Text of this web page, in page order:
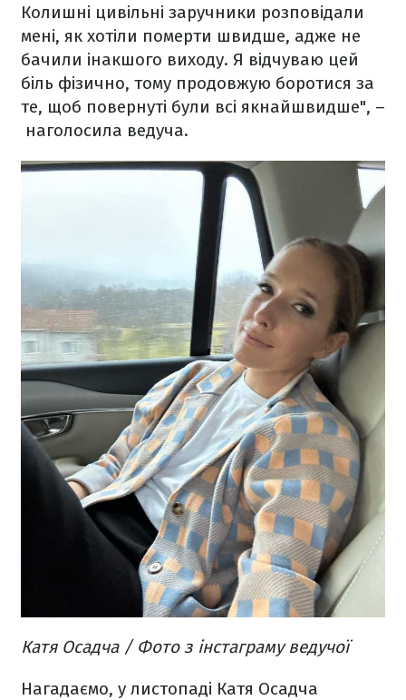
Колишні цивільні заручники розповідали
мені, як хотіли померти швидше, адже не
бачили інакшого виходу. Я відчуваю цей
біль фізично, тому продовжую боротися за
те, щоб повернуті були всі якнайшвидше", –
наголосила ведуча.
Катя Осадча / Фото з інстаграму ведучої
Нагадаємо, у листопаді Катя Осадча